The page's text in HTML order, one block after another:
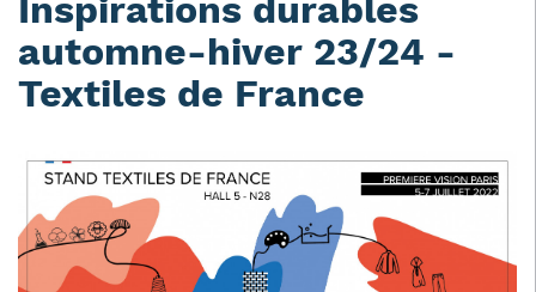
Inspirations durables
automne-hiver 23/24 -
Textiles de France